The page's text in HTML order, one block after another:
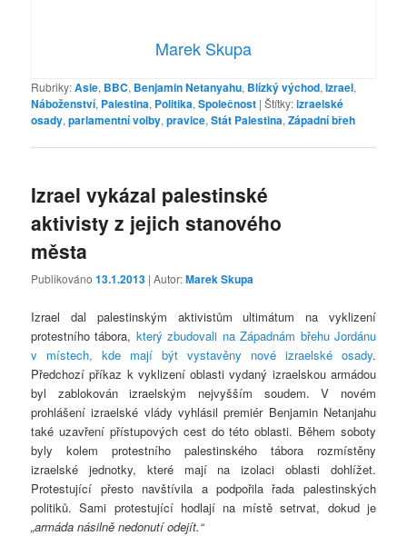
Marek Skupa
Rubriky:Asie, BBC, Benjamin Netanyahu, Blízký východ,Izrael,
Náboženství, Palestina, Politika,Společnost |Štítky:izraelské
osady,parlamentní volby,pravice,Stát Palestina,Západní břeh
Izrael vykázal palestinské
aktivisty z jejich stanového
města
Publikováno13.1.2013 | Autor:Marek Skupa
Izrael dal palestinským aktivistům ultimátum na vyklizení
protestního tábora, který zbudovali na Západnám břehu Jordánu
v místech, kde mají být vystavěny nové izraelské osady.
Předchozí příkaz k vyklizení oblasti vydaný izraelskou armádou
byl zablokován izraelským nejvyšším soudem. V novém
prohlášení izraelské vlády vyhlásil premiér Benjamin Netanjahu
také uzavření přístupových cest do této oblasti. Během soboty
byly kolem protestního palestinského tábora rozmístěny
izraelské jednotky, které mají na izolaci oblasti dohlížet.
Protestující přesto navštívila a podpořila řada palestinských
politiků. Sami protestující hodlají na místě setrvat, dokud je
„armáda násilně nedonutí odejít.“